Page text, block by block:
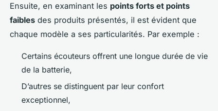
Ensuite, en examinant les points forts et points
faibles des produits présentés, il est évident que
chaque modèle a ses particularités. Par exemple :
Certains écouteurs offrent une longue durée de vie
de la batterie,
D’autres se distinguent par leur confort
exceptionnel,